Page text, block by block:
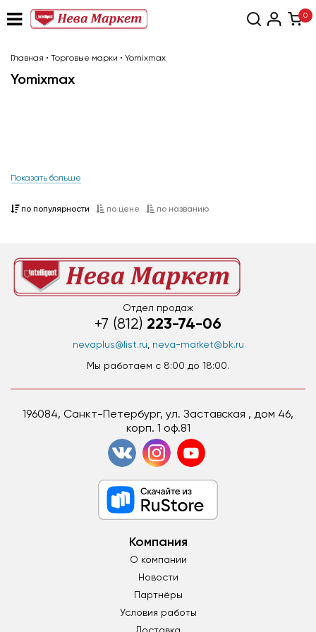
0
Главная • Торговые марки • Yomixmax
Yomixmax
Показать больше
по популярности по цене по названию
Отдел продаж
+7 (812) 223-74-06
nevaplus@list.ru neva-market@bk.ru
Мы работаем c 8:00 до 18:00.
196084, Санкт-Петербург, ул. Заставская , дом 46,
корп. 1 оф.81
Компания
О компании
Новости
Партнёры
Условия работы